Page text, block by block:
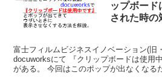
ップボード
された時の
富士フィルムビジネスイノベーション(旧
docuworksにて 『クリップボードは使用
がある。 今回はこのポップが出なくなる